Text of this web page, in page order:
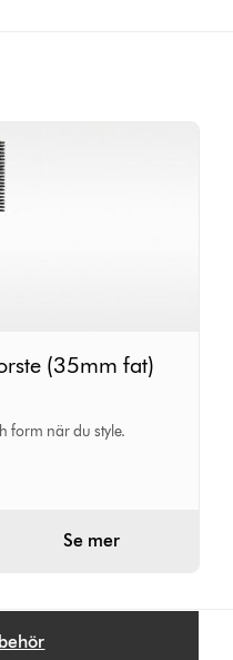
(35mm fat)
form när du style.
Se mer